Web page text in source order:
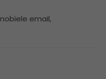
email,